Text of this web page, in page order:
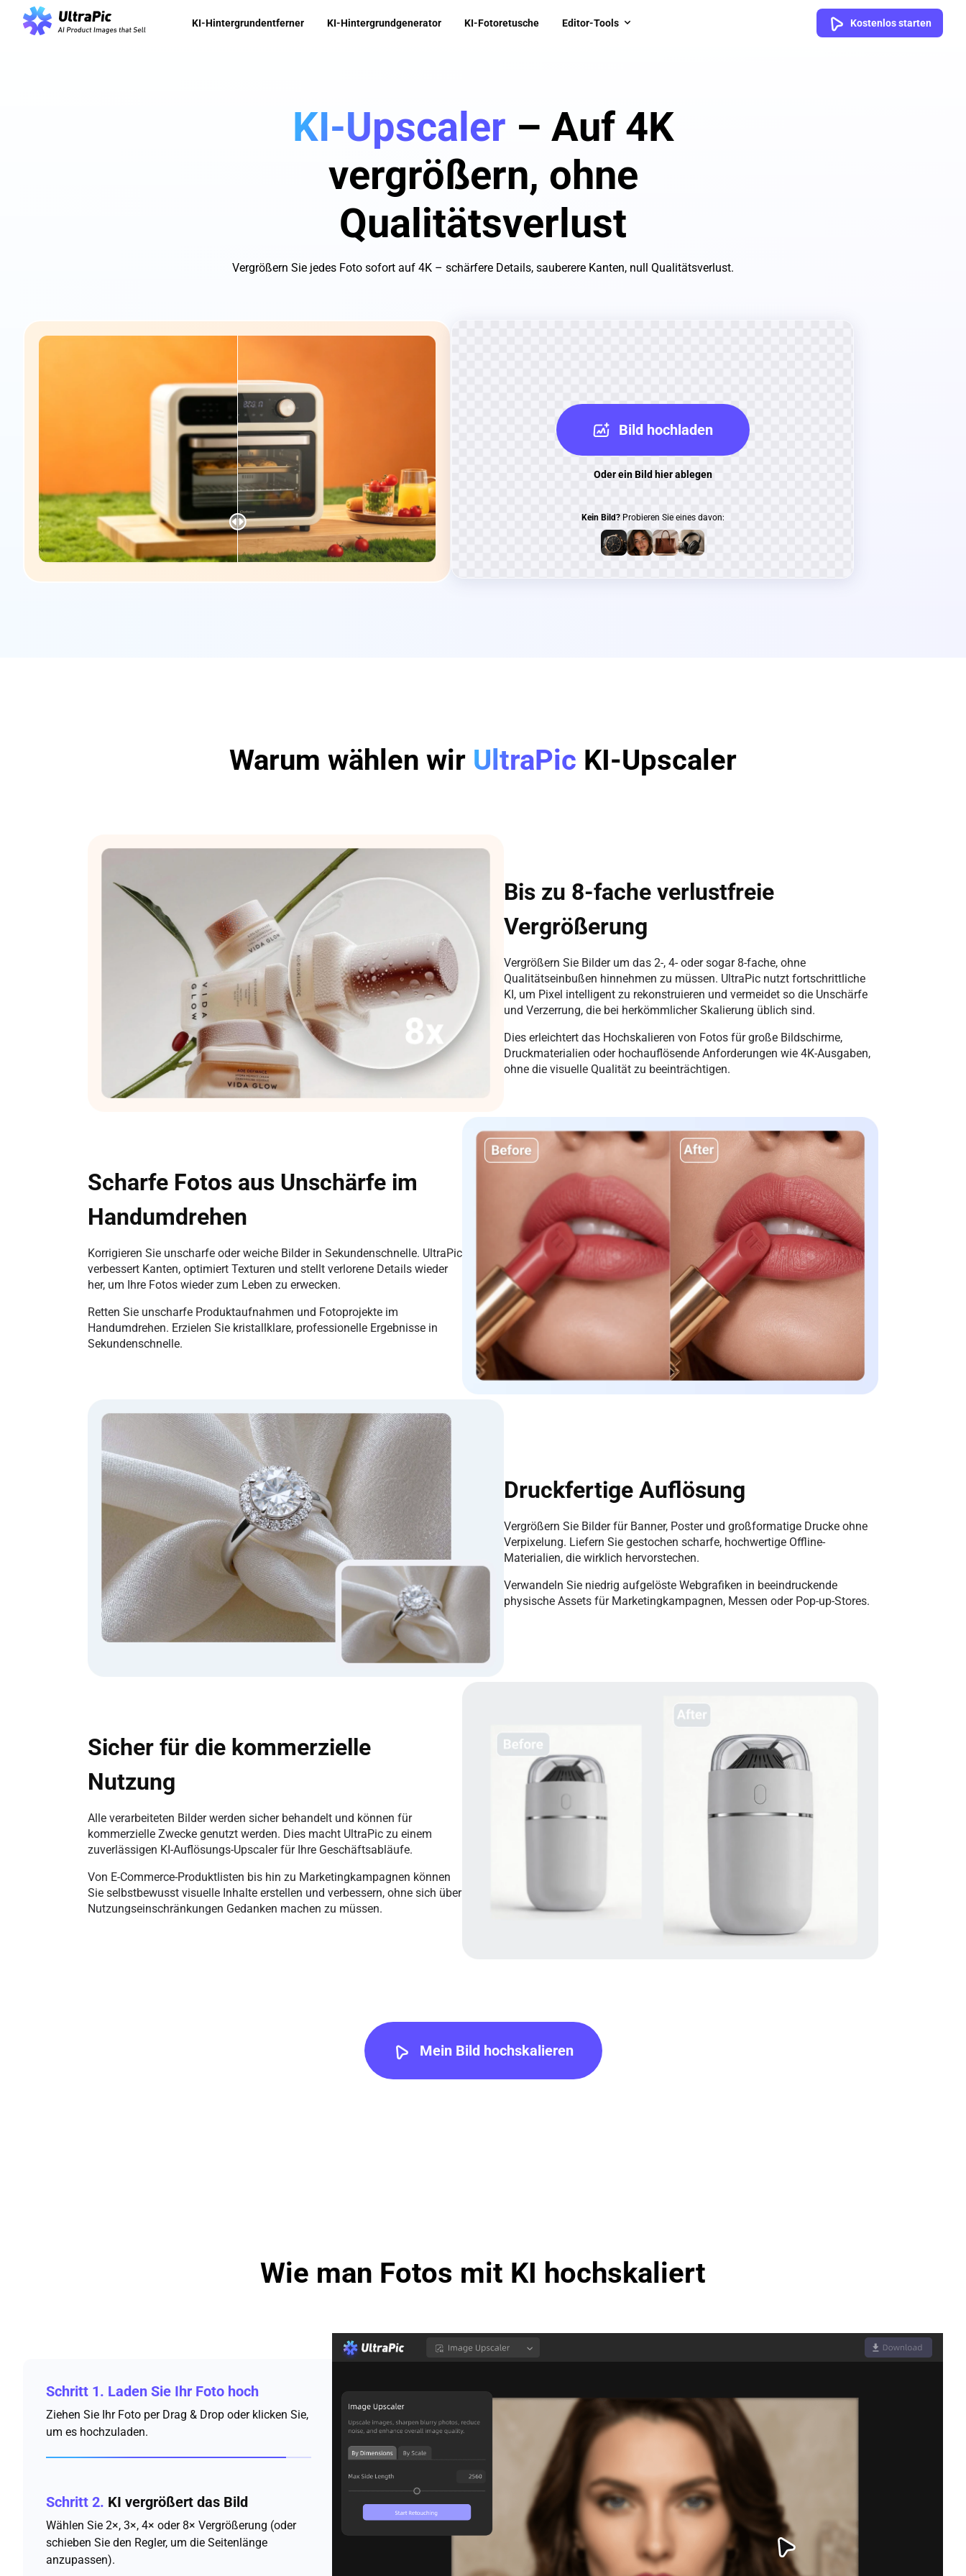
KI-Hintergrundentferner KI-Hintergrundgenerator KI-Fotoretusche Editor-Tools Kostenlos starten
KI-Upscaler – Auf 4K
vergrößern, ohne
Qualitätsverlust
Vergrößern Sie jedes Foto sofort auf 4K – schärfere Details, sauberere Kanten, null Qualitätsverlust.
Bild hochladen
Oder ein Bild hier ablegen
Kein Bild?Probieren Sie eines davon:
Warum wählen wir UltraPic KI-Upscaler
Bis zu 8-fache verlustfreie
Vergrößerung
Vergrößern Sie Bilder um das 2-, 4- oder sogar 8-fache, ohne
Qualitätseinbußen hinnehmen zu müssen. UltraPic nutzt fortschrittliche
KI, um Pixel intelligent zu rekonstruieren und vermeidet so die Unschärfe
und Verzerrung, die bei herkömmlicher Skalierung üblich sind.
Dies erleichtert das Hochskalieren von Fotos für große Bildschirme,
Druckmaterialien oder hochauflösende Anforderungen wie 4K-Ausgaben,
ohne die visuelle Qualität zu beeinträchtigen.
Scharfe Fotos aus Unschärfe im
Handumdrehen
Korrigieren Sie unscharfe oder weiche Bilder in Sekundenschnelle. UltraPic
verbessert Kanten, optimiert Texturen und stellt verlorene Details wieder
her, um Ihre Fotos wieder zum Leben zu erwecken.
Retten Sie unscharfe Produktaufnahmen und Fotoprojekte im
Handumdrehen. Erzielen Sie kristallklare, professionelle Ergebnisse in
Sekundenschnelle.
Druckfertige Auflösung
Vergrößern Sie Bilder für Banner, Poster und großformatige Drucke ohne
Verpixelung. Liefern Sie gestochen scharfe, hochwertige Offline-
Materialien, die wirklich hervorstechen.
Verwandeln Sie niedrig aufgelöste Webgrafiken in beeindruckende
physische Assets für Marketingkampagnen, Messen oder Pop-up-Stores.
Sicher für die kommerzielle
Nutzung
Alle verarbeiteten Bilder werden sicher behandelt und können für
kommerzielle Zwecke genutzt werden. Dies macht UltraPic zu einem
zuverlässigen KI-Auflösungs-Upscaler für Ihre Geschäftsabläufe.
Von E-Commerce-Produktlisten bis hin zu Marketingkampagnen können
Sie selbstbewusst visuelle Inhalte erstellen und verbessern, ohne sich über
Nutzungseinschränkungen Gedanken machen zu müssen.
Mein Bild hochskalieren
Wie man Fotos mit KI hochskaliert
Schritt 1. Laden Sie Ihr Foto hoch
Ziehen Sie Ihr Foto per Drag & Drop oder klicken Sie,
um es hochzuladen.
Schritt 2. KI vergrößert das Bild
Wählen Sie 2×, 3×, 4× oder 8× Vergrößerung (oder
schieben Sie den Regler, um die Seitenlänge
anzupassen).